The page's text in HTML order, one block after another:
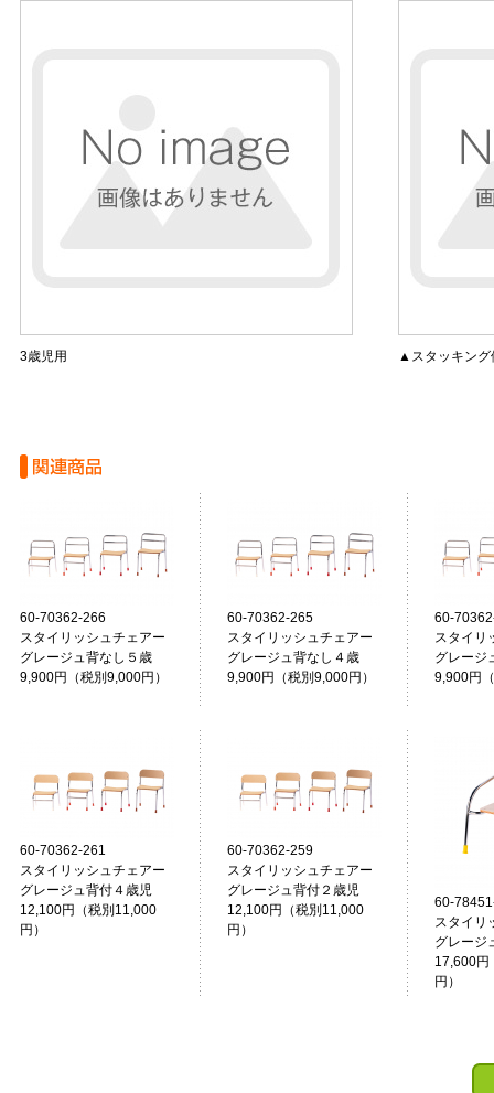
3歳児用 ▲スタッキング
60-70362-266
スタイリッシュチェアー
グレージュ背なし５歳
9,900円（税別9,000円）
60-70362-265
スタイリッシュチェアー
グレージュ背なし４歳
9,900円（税別9,000円）
60-
スタイリ
グレー
9,900円
60-70362-261
スタイリッシュチェアー
グレージュ背付４歳児
12,100円（税別11,000
円）
60-70362-259
スタイリッシュチェアー
グレージュ背付２歳児
12,100円（税別11,000
円）
60-
スタイリ
グレー
17,600円
円）